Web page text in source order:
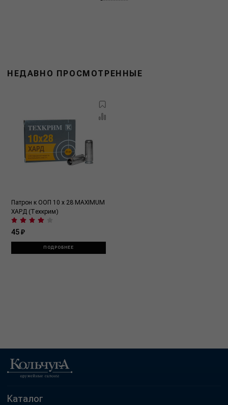
НЕДАВНО ПРОСМОТРЕННЫЕ
Патрон к ООП 10 x 28 MAXIMUM
ХАРД (Техкрим)
45 ₽
ПОДРОБНЕЕ
Каталог